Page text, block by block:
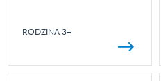
RODZINA 3+